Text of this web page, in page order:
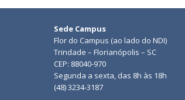
Sede Campus
Flor do Campus (ao lado do NDI)
Trindade – Florianópolis – SC
CEP: 88040-970
Segunda a sexta, das 8h às 18h
(48) 3234-3187